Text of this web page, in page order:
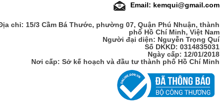
Email: kemqui@gmail.com
chỉ: 15/3 Cầm Bá Thước, phường 07, Quận Phú Nhuận, thành
phố Hồ Chí Minh, Việt Nam
Người đại diện: Nguyễn Trọng Quí
Số DKKD: 0314835031
Ngày cấp: 12/01/2018
Nơi cấp: Sở kế hoạch và đầu tư thành phố Hồ Chí Minh